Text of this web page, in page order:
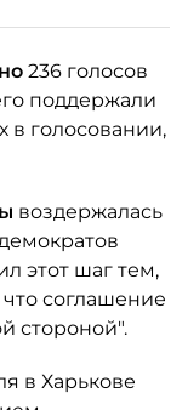
236 голосов
поддержали
в голосовании,
воздержалась
этот шаг тем,
соглашение
стороной".
в Харькове